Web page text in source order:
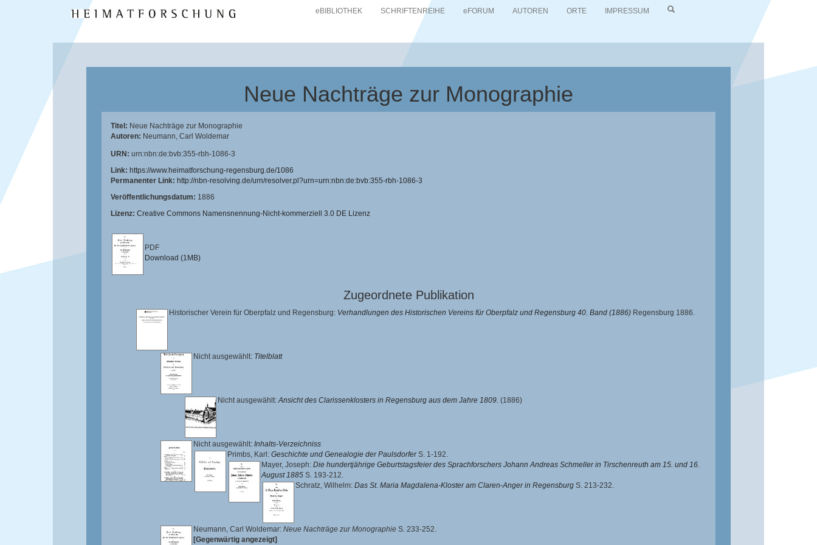
eBIBLIOTHEK SCHRIFTENREIHE eFORUM AUTOREN ORTE IMPRESSUM
Neue Nachträge zur Monographie
Titel: Neue Nachträge zur Monographie
Autoren: Neumann, Carl Woldemar
URN: urn:nbn:de:bvb:355-rbh-1086-3
Link: https://www.heimatforschung-regensburg.de/1086
Permanenter Link: http://nbn-resolving.de/urn/resolver.pl?urn=urn:nbn:de:bvb:355-rbh-1086-3
Veröffentlichungsdatum: 1886
Lizenz: Creative Commons Namensnennung-Nicht-kommerziell 3.0 DE Lizenz
PDF
Download (1MB)
Zugeordnete Publikation
Historischer Verein für Oberpfalz und Regensburg: Verhandlungen des Historischen Vereins für Oberpfalz und Regensburg 40. Band (1886) Regensburg 1886.
Nicht ausgewählt: Titelblatt
Nicht ausgewählt:Ansicht des Clarissenklosters in Regensburg aus dem Jahre 1809. (1886)
Nicht ausgewählt: Inhalts-Verzeichniss
Primbs, Karl : Geschichte und Genealogie der PaulsdorferS. 1-192.
Mayer, Joseph: Die hundertjährige Geburtstagsfeier des Sprachforschers Johann Andreas Schmeller in Tirschenreuth am 15. und 16.
August 1885 S. 193-212.
Schratz, Wilhelm: Das St. Maria Magdalena-Kloster am Claren-Anger in Regensburg S. 213-232.
Neumann, Carl Woldemar: Neue Nachträge zur Monographie S. 233-252.
[Gegenwärtig angezeigt]